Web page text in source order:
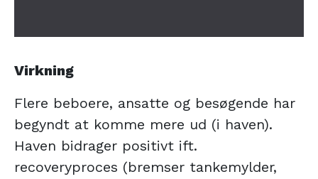
Virkning
Flere beboere, ansatte og besøgende har
begyndt at komme mere ud (i haven).
Haven bidrager positivt ift.
recoveryproces (bremser tankemylder,